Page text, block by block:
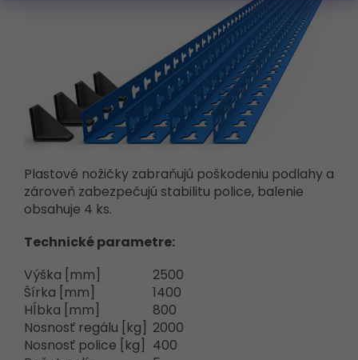
Plastové nožičky zabraňujú poškodeniu podlahy a
zároveň zabezpečujú stabilitu police, balenie
obsahuje 4 ks.
Technické parametre:
Výška [mm]
2500
Šírka [mm]
1400
Hĺbka [mm]
800
Nosnosť regálu [kg]
2000
Nosnosť police [kg]
400